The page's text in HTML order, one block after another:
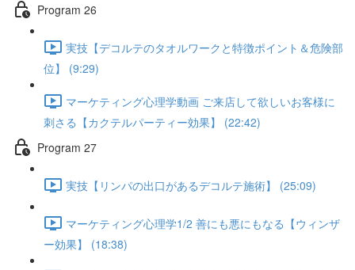
Program 26
実技【デコルテのタオルワークと特徴ポイント＆危険部
位】 (9:29)
マーケティング心理学動画 ご来店して欲しいお客様に
刺さる【カクテルパーティー効果】 (22:42)
Program 27
実技【リンパの出口があるデコルテ施術】 (25:09)
マーケティング心理学1/2 善にも悪にもなる【ウィンザ
ー効果】 (18:38)